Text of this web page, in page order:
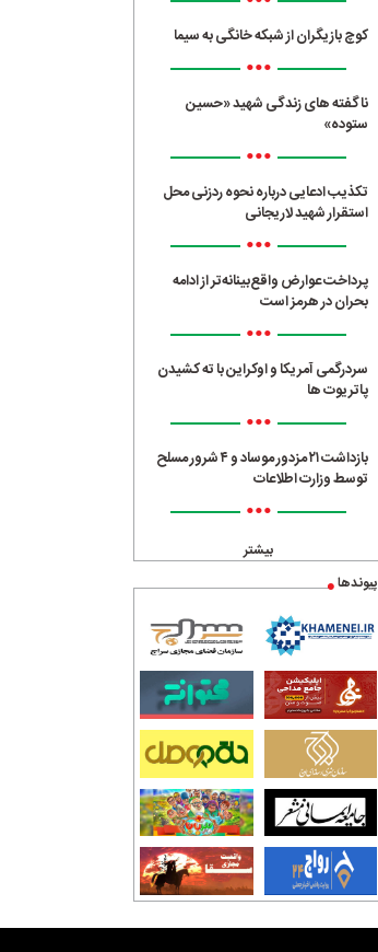
کوچ بازیگران از شبکه خانگی به سیما
•••
ناگفته های زندگی شهید «حسین
ستوده»
•••
تکذیب ادعایی درباره نحوه ردزنی محل
استقرار شهید لاریجانی
•••
پرداخت عوارض واقع‌بینانه‌تر از ادامه
بحران در هرمز است
•••
سردرگمی آمریکا و اوکراین با ته کشیدن
پاتریوت ها
•••
بازداشت ۲۱ مزدور موساد و ۴ شرور مسلح
توسط وزارت اطلاعات
•••
بیشتر
پیوندها